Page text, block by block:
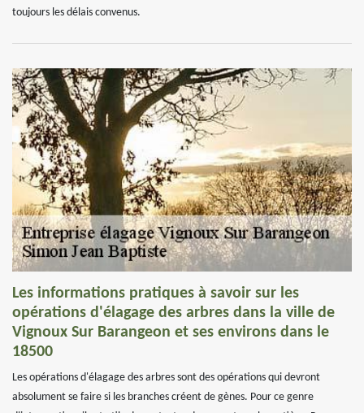
toujours les délais convenus.
Les informations pratiques à savoir sur les
opérations d'élagage des arbres dans la ville de
Vignoux Sur Barangeon et ses environs dans le
18500
Les opérations d'élagage des arbres sont des opérations qui devront
absolument se faire si les branches créent de gènes. Pour ce genre